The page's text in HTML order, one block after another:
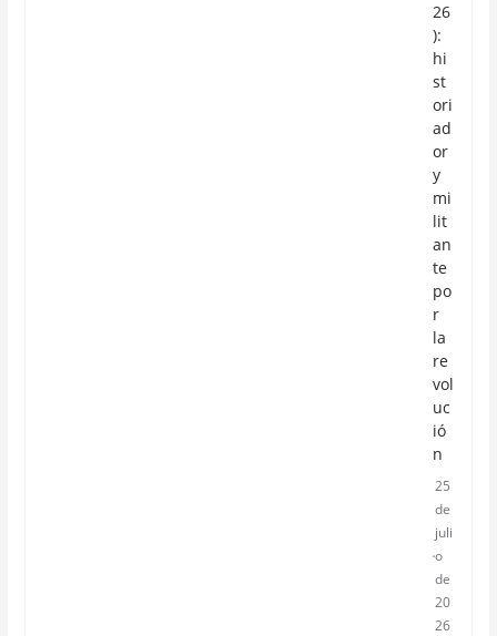
26
):
hi
st
ori
ad
or
y
mi
lit
an
te
po
r
la
re
vol
uc
ió
n
25
de
juli
o
de
20
26